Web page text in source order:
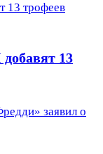
13 трофеев
13
заявил о